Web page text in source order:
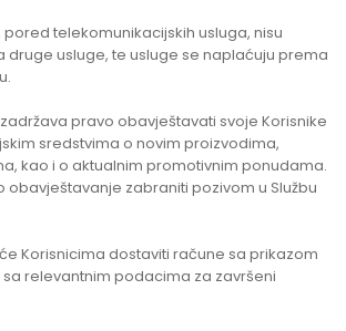
pored telekomunikacijskih usluga, nisu
druge usluge, te usluge se naplaćuju prema
zadržava pravo obavještavati svoje Korisnike
sredstvima o novim proizvodima,
kao i o aktualnim promotivnim ponudama.
obavještavanje zabraniti pozivom u Službu
će Korisnicima dostaviti račune sa prikazom
sa relevantnim podacima za završeni